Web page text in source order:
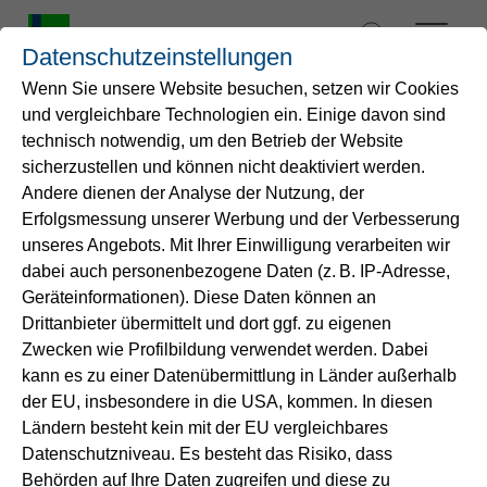
springen
Startseite
Wasser
Service
Energie
B2B-Lösungen
Unternehmen
Informationspflichten
Informationen zur Verarbeitung
personenbezogener Daten gem. Art. 12 bis 14 der
Datenschutzgrundverordnung (DSGVO)
Stand 15.01.2026
Diese Informationen dienen der Transparenz
sowie der Ausübung Ihrer Rechte im
Zusammenhang mit der Verarbeitung
Datenschutzeinstellungen
Wenn Sie unsere Website besuchen, setzen wir Cookies
und vergleichbare Technologien ein. Einige davon sind
technisch notwendig, um den Betrieb der Website
sicherzustellen und können nicht deaktiviert werden.
Andere dienen der Analyse der Nutzung, der
Erfolgsmessung unserer Werbung und der Verbesserung
unseres Angebots. Mit Ihrer Einwilligung verarbeiten wir
dabei auch personenbezogene Daten (z. B. IP-Adresse,
Geräteinformationen). Diese Daten können an
Drittanbieter übermittelt und dort ggf. zu eigenen
Zwecken wie Profilbildung verwendet werden. Dabei
kann es zu einer Datenübermittlung in Länder außerhalb
der EU, insbesondere in die USA, kommen. In diesen
Ländern besteht kein mit der EU vergleichbares
Datenschutzniveau. Es besteht das Risiko, dass
Behörden auf Ihre Daten zugreifen und diese zu